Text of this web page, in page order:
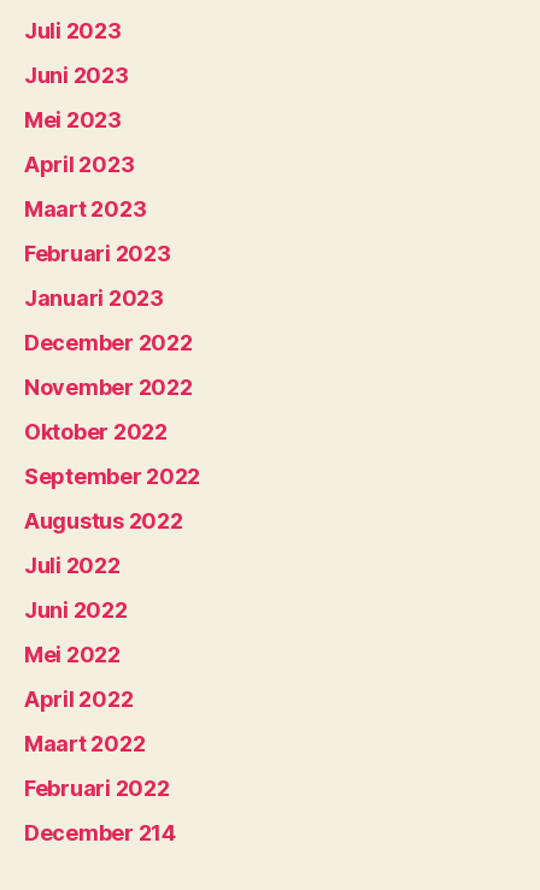
Juli 2023
Juni 2023
Mei 2023
April 2023
Maart 2023
Februari 2023
Januari 2023
December 2022
November 2022
Oktober 2022
September 2022
Augustus 2022
Juli 2022
Juni 2022
Mei 2022
April 2022
Maart 2022
Februari 2022
December 214